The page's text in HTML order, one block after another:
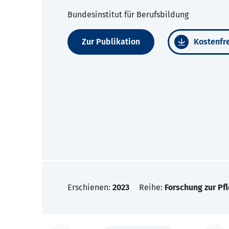
Bundesinstitut für Berufsbildung
Zur Publikation
Erschienen: 2023 Reihe: Forschung zur